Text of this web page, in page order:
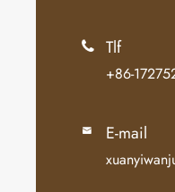
 Tlf
+86-
 E-mail